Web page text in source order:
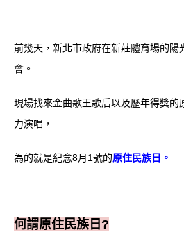
前幾天，新北市政府在新莊體育場的陽
會。
現場找來金曲歌王歌后以及歷年得獎的
力演唱，
為的就是紀念8月1號的原住民族日。
何謂原住民族日?